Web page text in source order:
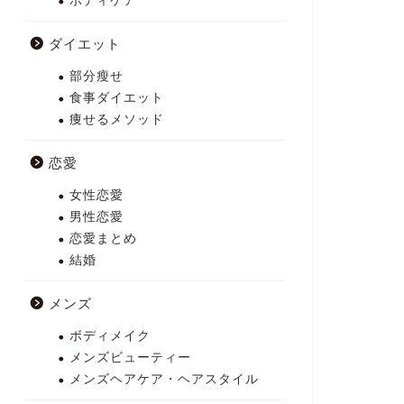
ダイエット
部分瘦せ
食事ダイエット
痩せるメソッド
恋愛
女性恋愛
男性恋愛
恋愛まとめ
結婚
メンズ
ボディメイク
メンズビューティー
メンズヘアケア・ヘアスタイル